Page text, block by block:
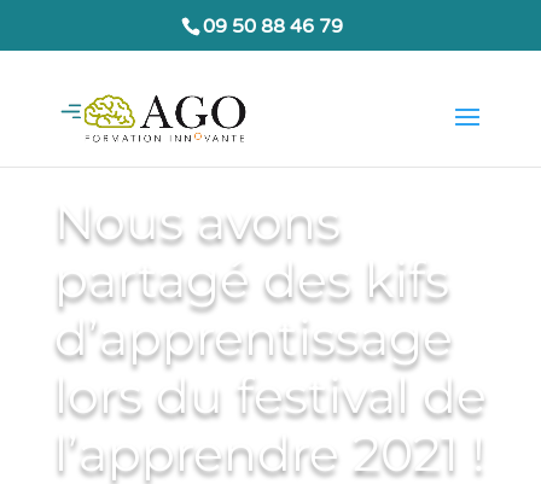
09 50 88 46 79
Nous avons
partagé des kifs
d’apprentissage
lors du festival de
l’apprendre 2021 !